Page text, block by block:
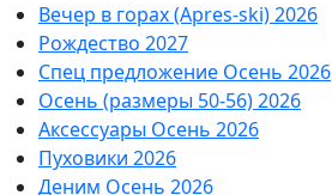
Вечер в горах (Apres-ski) 2026
Рождество 2027
Спец предложение Осень 2026
Осень (размеры 50-56) 2026
Аксессуары Осень 2026
Пуховики 2026
Деним Осень 2026